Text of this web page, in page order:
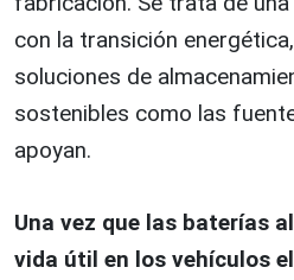
con la transición
soluciones de
sostenibles como las
apoyan.
Una vez que las baterías
vida útil en los vehículos